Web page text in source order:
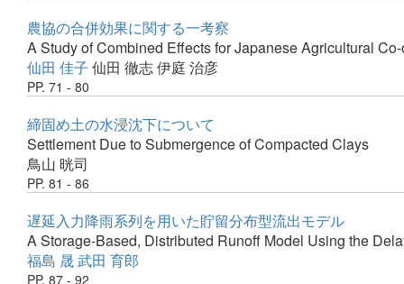
農協の合併効果に関する一考察
A Study of Combined Effects for Japanese Agricultural
仙田 佳子 仙田 徹志伊庭 治彦
PP. 71 - 80
締固め土の水浸沈下について
Settlement Due to Submergence of Compacted Clays
鳥山 晄司
PP. 81 - 86
遅延入力降雨系列を用いた貯留分布型流出モデル
A Storage-Based, Distributed Runoff Model Using the
福島 晟武田 育郎
PP. 87 - 92